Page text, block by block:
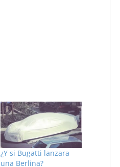
¿Y si Bugatti lanzara
una Berlina?